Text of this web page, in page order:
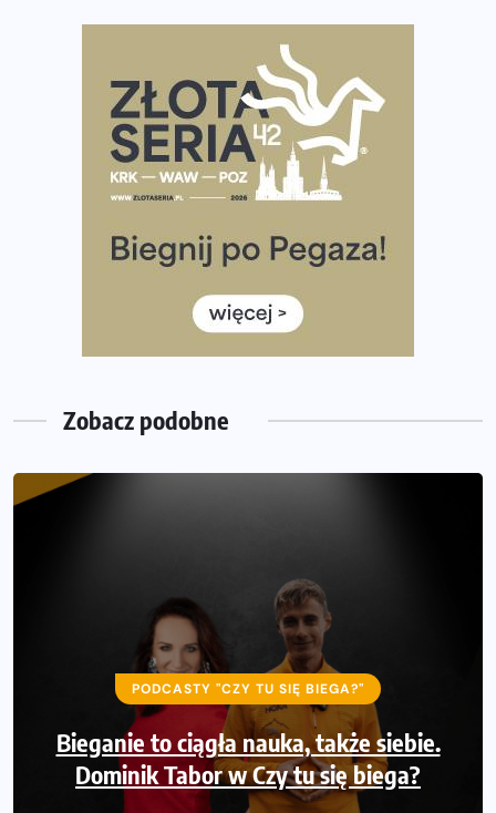
Praska 5k Run gospodarzem Mistrzostw Polski
Największy Bieg Powstania Warszawskiego w historii.
Ponad 12 tysięcy uczestników pobiegło dla Bohaterów!
Tętno vs tempo – czym kierować się w bieganiu?
Co ma dużo białka? Produkty, które warto włączyć do
Rozbiegany Olsztyn szykuje się na weekend z
Już w tę sobotę 35. Bieg Powstania Warszawskiego.
Wystartuje rekordowa liczba uczestników
Zobacz podobne
PODCASTY "CZY TU SIĘ BIEGA?"
Bieganie to ciągła nauka, także siebie.
Dominik Tabor w Czy tu się biega?
PODCASTY "CZY TU SIĘ BIEGA?"
Człowiek gór i dziecko XXI wieku, czyli
Jurek Pachut w Czy tu się biega?